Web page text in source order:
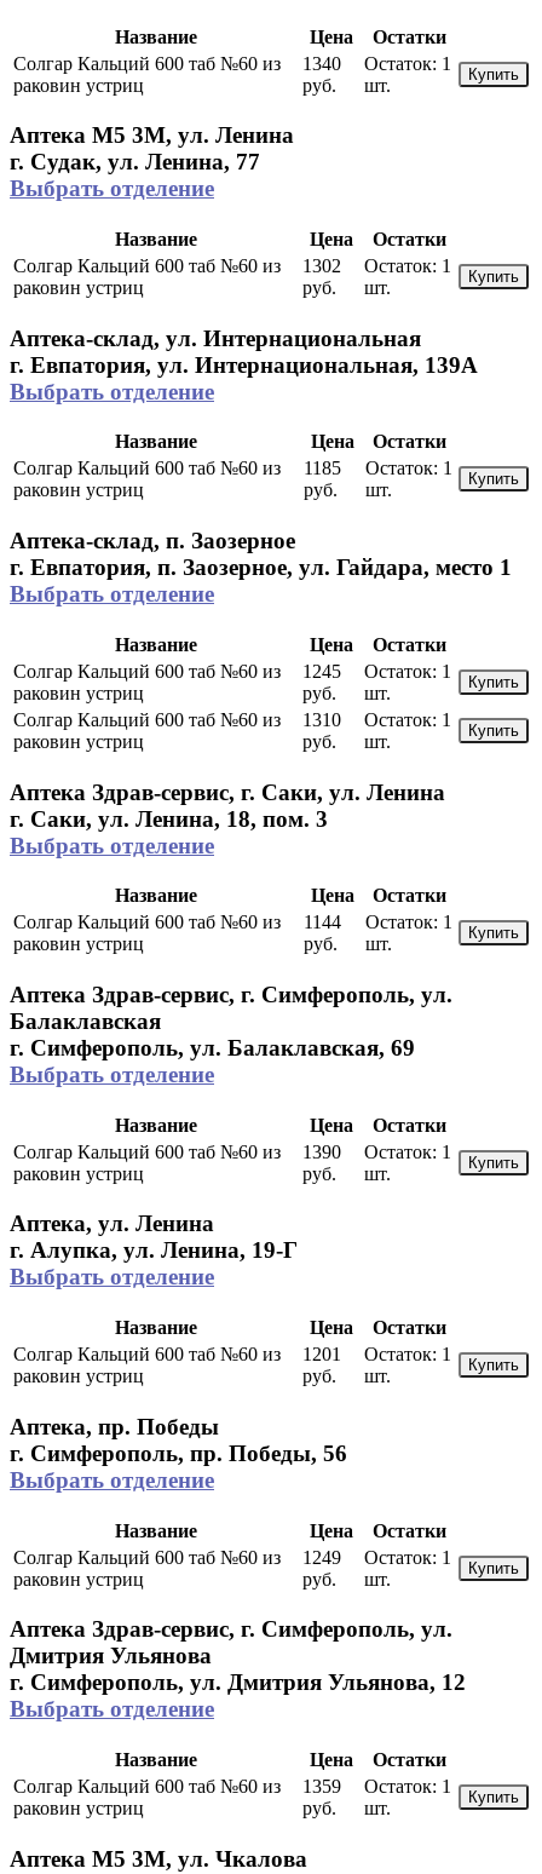
Название Цена
Остатки
Солгар Кальций 600 таб №60 из
раковин устриц
1340
руб.
Остаток: 1
шт.
Купить
Аптека М5 3М, ул. Ленина
г. Судак, ул. Ленина, 77
Выбрать отделение
Название Цена
Остатки
Солгар Кальций 600 таб №60 из
раковин устриц
1302
руб.
Остаток: 1
шт.
Купить
Аптека-склад, ул. Интернациональная
г. Евпатория, ул. Интернациональная, 139А
Выбрать отделение
Название Цена
Остатки
Солгар Кальций 600 таб №60 из
раковин устриц
1185
руб.
Остаток: 1
шт.
Купить
Аптека-склад, п. Заозерное
г. Евпатория, п. Заозерное, ул. Гайдара, место 1
Выбрать отделение
Название Цена
Остатки
Солгар Кальций 600 таб №60 из
раковин устриц
1245
руб.
Остаток: 1
шт.
Купить
Солгар Кальций 600 таб №60 из
раковин устриц
1310
руб.
Остаток: 1
шт.
Купить
Аптека Здрав-сервис, г. Саки, ул. Ленина
г. Саки, ул. Ленина, 18, пом. 3
Выбрать отделение
Название Цена
Остатки
Солгар Кальций 600 таб №60 из
раковин устриц
1144
руб.
Остаток: 1
шт.
Купить
Аптека Здрав-сервис, г. Симферополь, ул.
Балаклавская
г. Симферополь, ул. Балаклавская, 69
Выбрать отделение
Название Цена
Остатки
Солгар Кальций 600 таб №60 из
раковин устриц
1390
руб.
Остаток: 1
шт.
Купить
Аптека, ул. Ленина
г. Алупка, ул. Ленина, 19-Г
Выбрать отделение
Название Цена
Остатки
Солгар Кальций 600 таб №60 из
раковин устриц
1201
руб.
Остаток: 1
шт.
Купить
Аптека, пр. Победы
г. Симферополь, пр. Победы, 56
Выбрать отделение
Название Цена
Остатки
Солгар Кальций 600 таб №60 из
раковин устриц
1249
руб.
Остаток: 1
шт.
Купить
Аптека Здрав-сервис, г. Симферополь, ул.
Дмитрия Ульянова
г. Симферополь, ул. Дмитрия Ульянова, 12
Выбрать отделение
Название Цена
Остатки
Солгар Кальций 600 таб №60 из
раковин устриц
1359
руб.
Остаток: 1
шт.
Купить
Аптека М5 3М, ул. Чкалова